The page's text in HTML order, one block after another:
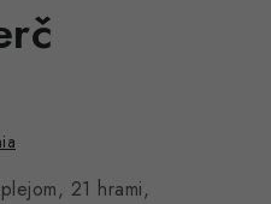
21 hrami,